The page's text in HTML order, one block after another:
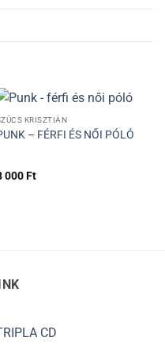
KRISZTIÁN
– FÉRFI ÉS NŐI PÓLÓ
000Ft
CD